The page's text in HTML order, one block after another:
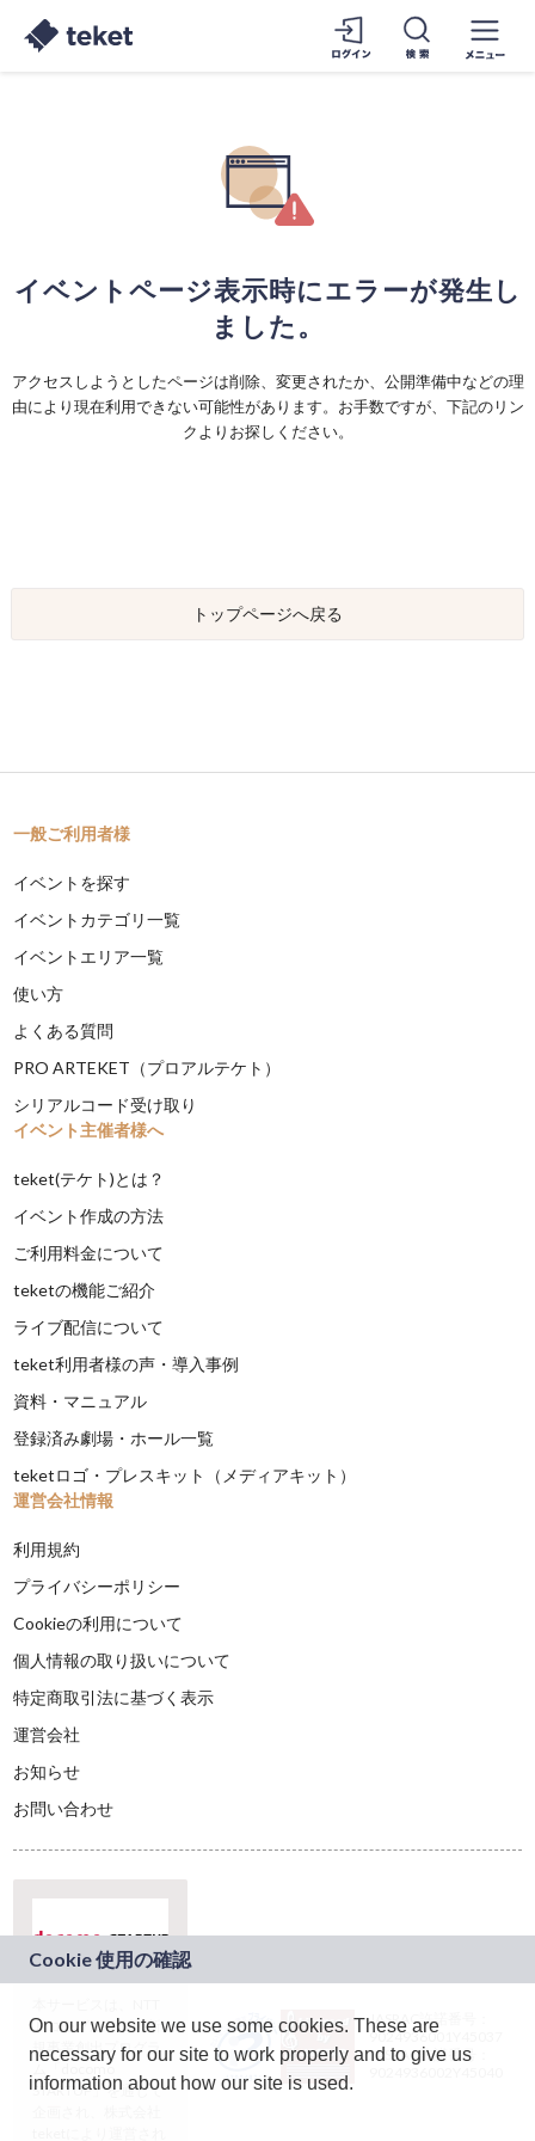
イベントページ表示時にエラーが発生し
ました。
アクセスしようとしたページは削除、変更されたか、公開準備中などの理
由により現在利用できない可能性があります。お手数ですが、下記のリン
クよりお探しください。
トップページへ戻る
一般ご利用者様
イベントを探す
イベントカテゴリ一覧
イベントエリア一覧
使い方
よくある質問
PRO ARTEKET（プロアルテケト）
シリアルコード受け取り
イベント主催者様へ
teket(テケト)とは？
イベント作成の方法
ご利用料金について
teketの機能ご紹介
ライブ配信について
teket利用者様の声・導入事例
資料・マニュアル
登録済み劇場・ホール一覧
teketロゴ・プレスキット（メディアキット）
運営会社情報
利用規約
プライバシーポリシー
Cookieの利用について
個人情報の取り扱いについて
特定商取引法に基づく表示
運営会社
お知らせ
お問い合わせ
ドコモグループの新
規事業創出プログラ
ム「docomo
STARTUP」を通じて
JASRAC許諾番号：
9024936001Y45037
JASRAC許諾番号：
On our website we use some cookies. These are
necessary for our site to work properly and to give us
information about how our site is used.